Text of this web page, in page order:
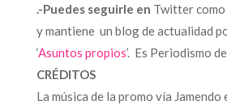
.-Puedes seguirle en Twitter como
y mantiene un blog de actualidad
‘Asuntos propios’. Es Periodismo
CRÉDITOS
La música de la promo vía Jamendo